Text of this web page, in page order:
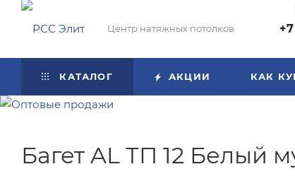
Центр натяжных потолков
КАТАЛОГ АКЦИИ КАК
Багет AL ТП 12 Белый